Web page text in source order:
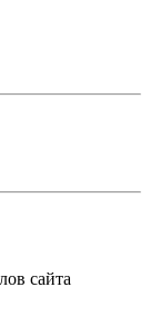
сайта